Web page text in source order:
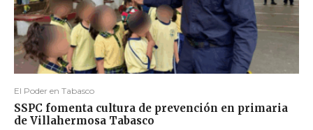
El Poder en Tabasco
SSPC fomenta cultura de prevención en primaria
de Villahermosa Tabasco